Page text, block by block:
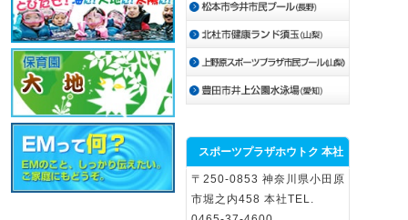
スポーツプラザホウトク 本社
〒250-0853 神奈川県小田原
市堀之内458 本社TEL.